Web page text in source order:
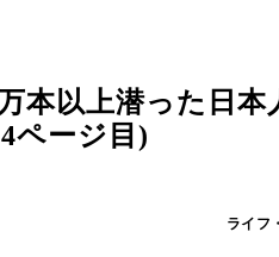
本以上潜った日
ページ目)
ライフ